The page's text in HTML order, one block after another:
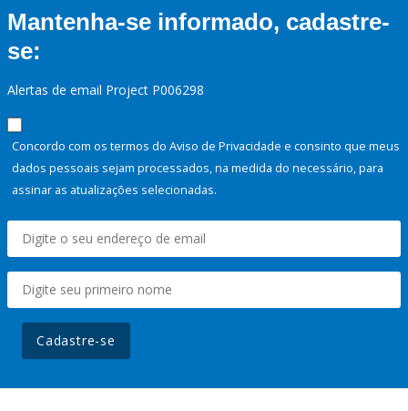
Mantenha-se informado, cadastre-
se:
Alertas de email Project P006298
Concordo com os termos do Aviso de Privacidade e consinto que meus
dados pessoais sejam processados, na medida do necessário, para
assinar as atualizações selecionadas.
Cadastre-se